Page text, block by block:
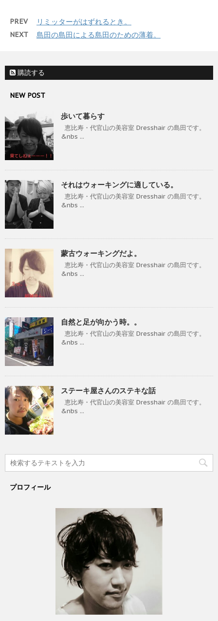
PREV リミッターがはずれるとき。
NEXT 島田の島田による島田のための薄着。
購読する
NEW POST
歩いて暮らす
恵比寿・代官山の美容室 Dresshair の島田です。
&nbs ...
それはウォーキングに適している。
恵比寿・代官山の美容室 Dresshair の島田です。
&nbs ...
蒙古ウォーキングだよ。
恵比寿・代官山の美容室 Dresshair の島田です。
&nbs ...
自然と足が向かう時。。
恵比寿・代官山の美容室 Dresshair の島田です。
&nbs ...
ステーキ屋さんのステキな話
恵比寿・代官山の美容室 Dresshair の島田です。
&nbs ...
プロフィール